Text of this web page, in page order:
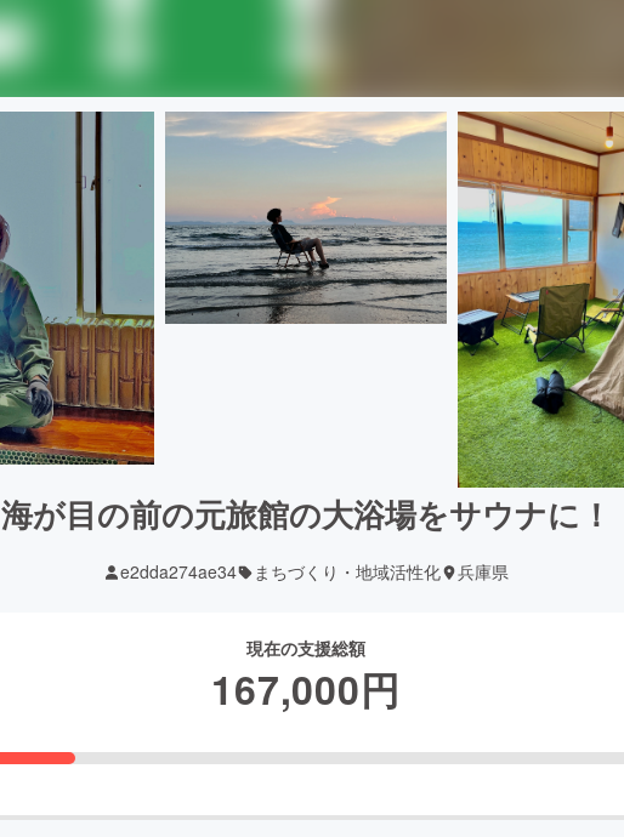
海が目の前の元旅館の大浴場をサウナに！
e2dda274ae34 まちづくり・地域活性化 兵庫県
現在の支援総額
167,000円